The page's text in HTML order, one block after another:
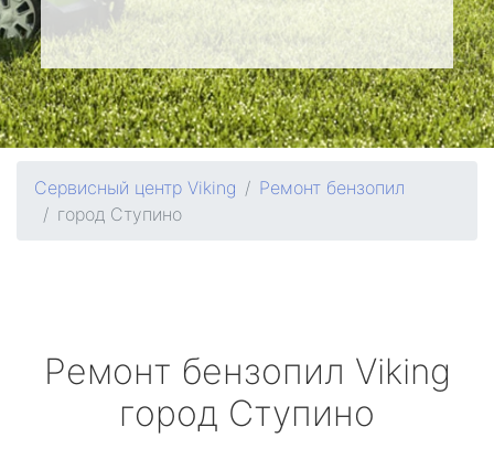
Сервисный центр Viking
Ремонт бензопил
город Ступино
Ремонт бензопил Viking
город Ступино